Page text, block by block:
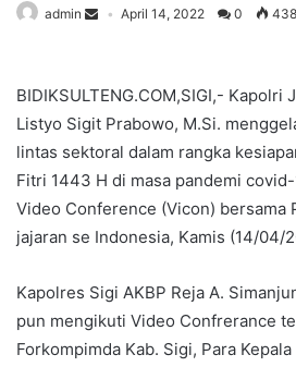
admin April 14, 2022 0 438
BIDIKSULTENG.COM,SIGI,- Kapolri
Listyo Sigit Prabowo, M.Si.
lintas sektoral dalam rangka
Fitri 1443 H di masa pandemi
Video Conference (Vicon) bersama
jajaran se Indonesia, Kamis (14/04/
Kapolres Sigi AKBP Reja A.
pun mengikuti Video Confrerance
Forkompimda Kab. Sigi, Para